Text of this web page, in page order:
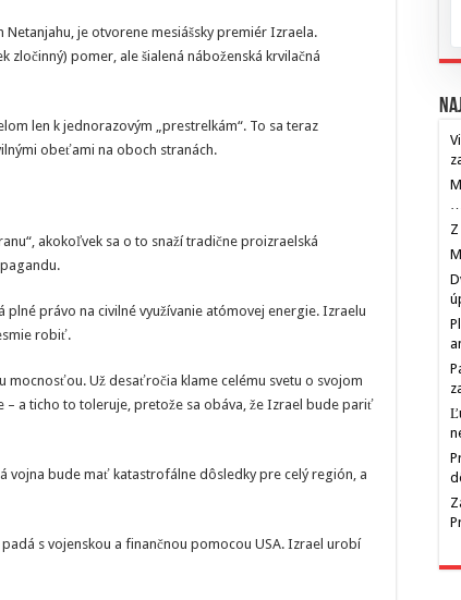
je otvorene mesiášsky premiér Izraela.
zločinný) pomer, ale šialená náboženská krvilačná
len k jednorazovým „prestrelkám“. To sa teraz
obeťami na oboch stranách.
akokoľvek sa o to snaží tradične proizraelská
právo na civilné využívanie atómovej energie. Izraelu
robiť.
mocnosťou. Už desaťročia klame celému svetu o svojom
– a ticho to toleruje, pretože sa obáva, že Izrael bude pariť
vojna bude mať katastrofálne dôsledky pre celý región, a
s vojenskou a finančnou pomocou USA. Izrael urobí